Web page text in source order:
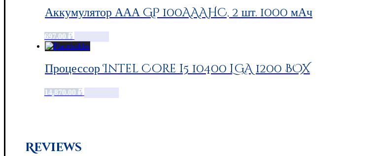
Аккумулятор ААА GP 100AAAHC, 2 шт. 1000 мАч
697.00 ₽
Процессор Intel Core i5 10400 LGA 1200 BOX
14,870.00 ₽
Reviews